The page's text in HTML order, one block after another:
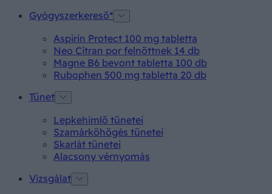
Gyógyszerkereső*
Aspirin Protect 100 mg tabletta
Neo Citran por felnőttnek 14 db
Magne B6 bevont tabletta 100 db
Rubophen 500 mg tabletta 20 db
Tünet
Lepkehimlő tünetei
Szamárköhögés tünetei
Skarlát tünetei
Alacsony vérnyomás
Vizsgálat